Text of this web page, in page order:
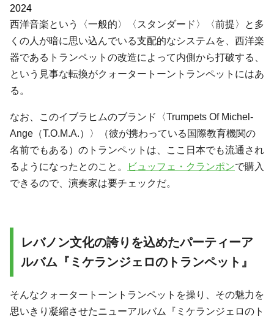
2024
西洋音楽という〈一般的〉〈スタンダード〉〈前提〉と多
くの人が暗に思い込んでいる支配的なシステムを、西洋楽
器であるトランペットの改造によって内側から打破する、
という見事な転換がクォータートーントランペットにはあ
る。
なお、このイブラヒムのブランド〈Trumpets Of Michel-
Ange（T.O.M.A.）〉（彼が携わっている国際教育機関の
名前でもある）のトランペットは、ここ日本でも流通され
るようになったとのこと。
ビュッフェ・クランポンで購入
できるので、演奏家は要チェックだ。
レバノン文化の誇りを込めたパーティーア
ルバム『ミケランジェロのトランペット』
そんなクォータートーントランペットを操り、その魅力を
思いきり凝縮させたニューアルバム『ミケランジェロのト